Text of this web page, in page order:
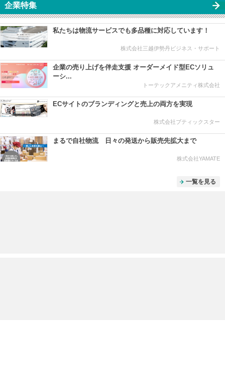
企業特集
私たちは物流サービスでも多品種に対応しています！
株式会社三越伊勢丹ビジネス・サポート
企業の売り上げを伴走支援 オーダーメイド型ECソリュ
ーシ...
トーテックアメニティ株式会社
ECサイトのブランディングと売上の両方を実現
株式会社ブティックスター
まるで自社物流 日々の発送から販売先拡大まで
株式会社YAMATE
一覧を見る